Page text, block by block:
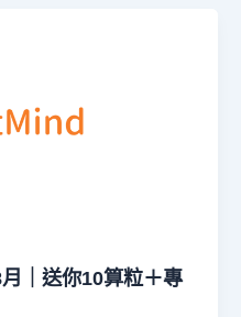
｜送你10算粒＋專